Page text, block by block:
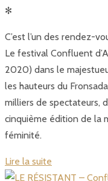
✻
C’est l’un des rendez-
Le festival Confluent
2020) dans le
les hauteurs du
milliers de spectateurs,
cinquième édition de la
féminité.
Lire la suite